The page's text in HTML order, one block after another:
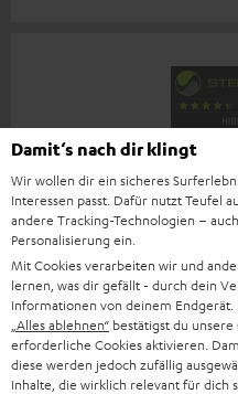
„Offen für
Damit‘s nach dir klingt
Wir wollen dir ein sicheres
Interessen passt. Dafür nutzt Teufel
andere Tracking-Technologien –
Personalisierung ein.
Mit Cookies verarbeiten wir und
lernen, was dir gefällt - durch dein
Informationen von deinem Endgerät.
„Alles ablehnen“ bestätigst du
erforderliche Cookies aktivieren.
diese werden jedoch zufällig
Inhalte, die wirklich relevant für dich